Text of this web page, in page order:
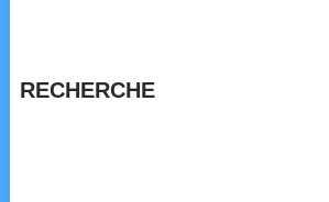
RECHERCHE